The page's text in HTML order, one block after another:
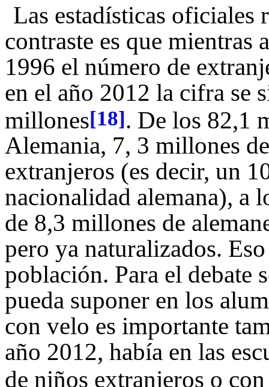
Las estadísticas
contraste es que mientras
1996 el número de
en el año 2012 la cifra se
millones[18]. De los 82,1
Alemania, 7, 3 millones
extranjeros (es decir, un
nacionalidad alemana), a
de 8,3 millones de
pero ya naturalizados.
población. Para el debate
pueda suponer en los
con velo es importante
año 2012, había en las
de niños extranjeros o